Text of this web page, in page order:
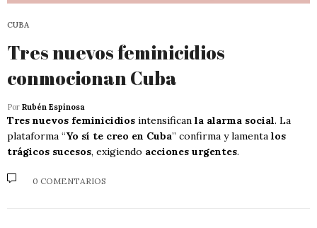
CUBA
Tres nuevos feminicidios
conmocionan Cuba
Por Rubén Espinosa
Tres nuevos feminicidios intensifican la alarma social. La
plataforma “Yo sí te creo en Cuba” confirma y lamenta los
trágicos sucesos, exigiendo acciones urgentes.
0 COMENTARIOS